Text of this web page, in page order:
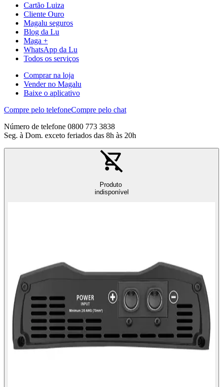
Cartão Luiza
Cliente Ouro
Magalu seguros
Blog da Lu
Maga +
WhatsApp da Lu
Todos os serviços
Comprar na loja
Vender no Magalu
Baixe o aplicativo
Compre pelo telefoneCompre pelo chat
Número de telefone 0800 773 3838
Seg. à Dom. exceto feriados das 8h às 20h
Produto
indisponível